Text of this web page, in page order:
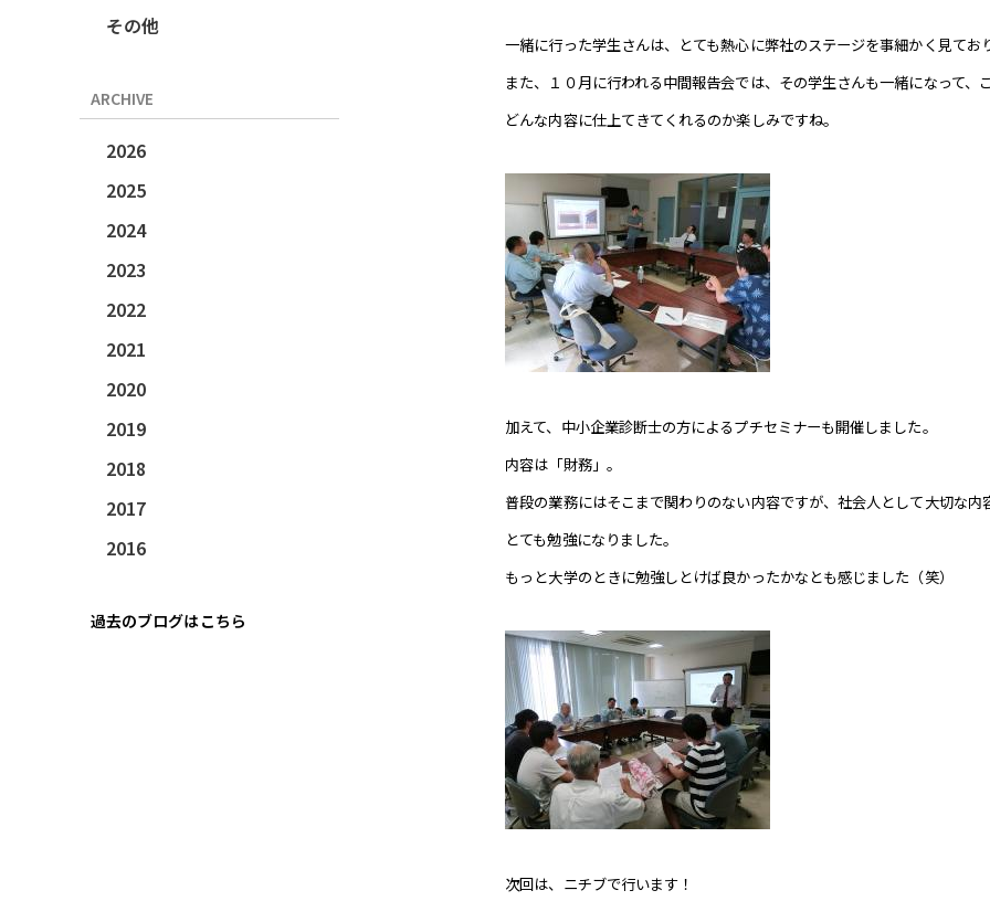
その他
ARCHIVE
2026
2025
2024
2023
2022
2021
2020
2019
2018
2017
2016
過去のブログはこちら
一緒に行った学生さんは、とても熱心に弊社のステージを事細かく見て
また、１０月に行われる中間報告会では、その学生さんも一緒になって
どんな内容に仕上てきてくれるのか楽しみですね。
加えて、中小企業診断士の方によるプチセミナーも開催しました。
内容は「財務」。
普段の業務にはそこまで関わりのない内容ですが、社会人として大切な内
とても勉強になりました。
もっと大学のときに勉強しとけば良かったかなとも感じました（笑）
次回は、ニチブで行います！